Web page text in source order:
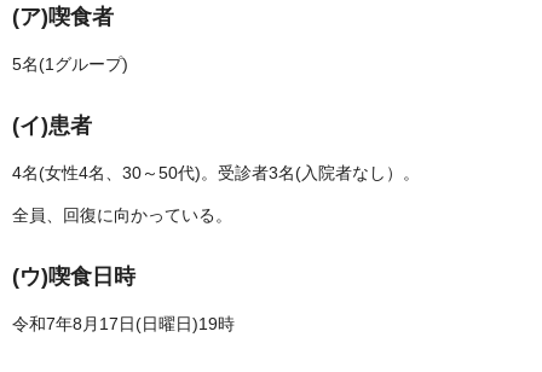
(ア)喫食者
5名(1グループ)
(イ)患者
4名(女性4名、30～50代)。受診者3名(入院者なし）。
全員、回復に向かっている。
(ウ)喫食日時
令和7年8月17日(日曜日)19時